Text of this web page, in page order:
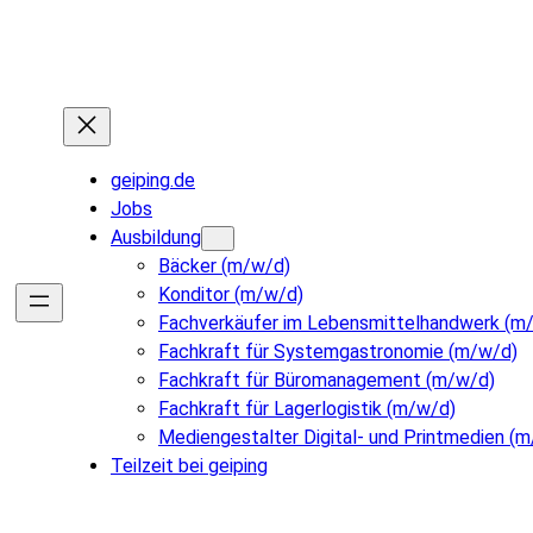
geiping.de
Jobs
Ausbildung
Bäcker (m/w/d)
Konditor (m/w/d)
Fachverkäufer im Lebensmittelhandwerk
Fachkraft für Systemgastronomie (m/w/d)
Fachkraft für Büromanagement (m/w/d)
Fachkraft für Lagerlogistik (m/w/d)
Mediengestalter Digital- und Printmedien
Teilzeit bei geiping